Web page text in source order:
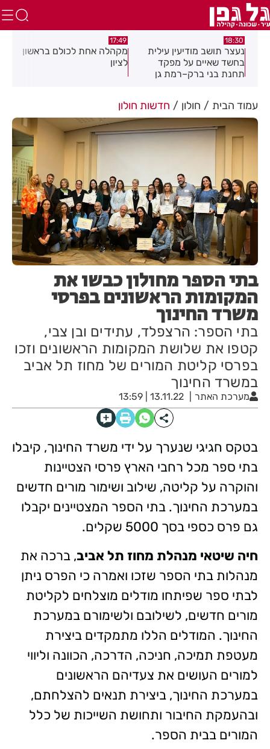
18:30
נעצר תושב מודיעין עילית
בחשד שאיים על מפקד
תחנת בני ברק–רמת גן
17:49
מקהלה אחת לכולם בראשון
לציון
עמוד הבית חולון חדשות חולון
בתי הספר מחולון כבשו את
המקומות הראשונים בפרסי
משרד החינוך
בתי הספר: הרצפלד, עתידים ובן צבי,
קטפו את שלושת המקומות הראשונים וזכו
בפרסי קליטת המורים של מחוז תל אביב
במשרד החינוך
מערכת האתר 13.11.22 | 13:59
בטקס חגיגי שנערך על ידי משרד החינוך, קיבלו
בתי ספר מכל רחבי הארץ פרסי הצטיינות
והוקרה על קליטה, שילוב ושימור מורים חדשים
במערכת החינוך. בתי הספר המצטיינים יקבלו
גם פרס כספי בסך 5000 שקלים.
חיה שיטאי מנהלת מחוז תל אביב, ברכה את
מנהלות בתי הספר שזכו ואמרה כי הפרס ניתן
לבתי ספר שפיתחו מודלים מוצלחים לקליטת
מורים חדשים, לשילובם ולשימורם במערכת
החינוך. המודלים הללו מתמקדים ביצירת
מעטפת תמיכה, חניכה, הדרכה, הכוונה וליווי
למורים העושים את צעדיהם הראשונים
במערכת החינוך, ביצירת תנאים להצלחתם,
ובהעמקת החיבור ותחושת השייכות של כלל
המורים בבית הספר.